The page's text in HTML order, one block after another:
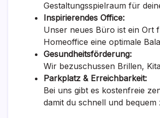
Gestaltungsspielraum für
Inspirierendes Office:
Unser neues Büro ist ein Ort
Homeoffice eine optimale
Gesundheitsförderung:
Wir bezuschussen Brillen,
Parkplatz & Erreichbarkeit:
Bei uns gibt es kostenfreie
damit du schnell und